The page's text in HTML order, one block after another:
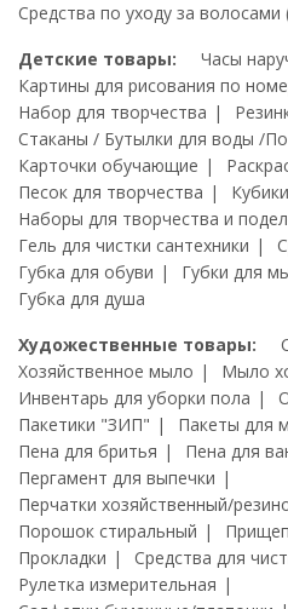
Средства по уходу за
Детские товары:
Часы
Картины для рисования по
Набор для творчества
Стаканы / Бутылки для воды /
Карточки обучающие
Песок для творчества
Кубики
Наборы для творчества и
Гель для чистки сантехники
Губка для обуви
Губки для
Губка для душа
Художественные товары:
Хозяйственное мыло
Мыло
Инвентарь для уборки пола
Пакетики "ЗИП"
Пакеты для
Пена для бритья
Пена для
Пергамент для выпечки
Перчатки хозяйственный/
Порошок стиральный
Прокладки
Средства для
Рулетка измерительная